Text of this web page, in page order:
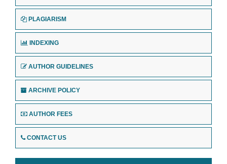
PLAGIARISM
INDEXING
AUTHOR GUIDELINES
ARCHIVE POLICY
AUTHOR FEES
CONTACT US